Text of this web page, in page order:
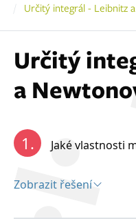
Určitý integrál - Leibnitz
Určitý
a
1. Jaké vlastnosti
Zobrazit řešení